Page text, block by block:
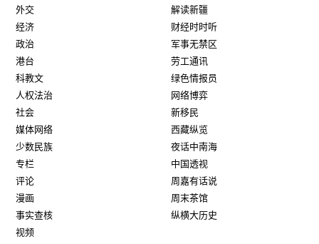
外交
经济
政治
港台
科教文
人权法治
社会
媒体网络
少数民族
专栏
评论
漫画
事实查核
视频
解读新疆
财经时时听
军事无禁区
劳工通讯
绿色情报员
网络博弈
新移民
西藏纵览
夜话中南海
中国透视
周嘉有话说
周末茶馆
纵横大历史